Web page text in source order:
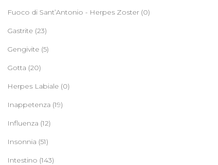
Fuoco di Sant’Antonio - Herpes Zoster (0)
Gastrite (23)
Gengivite (5)
Gotta (20)
Herpes Labiale (0)
Inappetenza (19)
Influenza (12)
Insonnia (51)
Intestino (143)